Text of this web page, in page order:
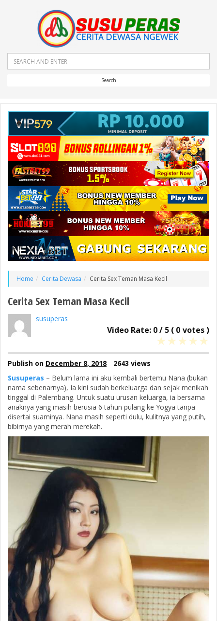
Search
Home Cerita Dewasa Cerita Sex Teman Masa Kecil
Cerita Sex Teman Masa Kecil
susuperas
Video Rate: 0/ 5 ( 0 votes )
★★★★★
Publish on December 8, 2018
2643 views
Susuperas – Belum lama ini aku kembali bertemu Nana (bukan
nama sebenarnya), Ia kini sudah berkeluarga dan sejak menikah
tinggal di Palembang. Untuk suatu urusan keluarga, ia bersama
anaknya yang masih berusia 6 tahun pulang ke Yogya tanpa
disertai suaminya. Nana masih seperti dulu, kulitnya yang putih,
bibirnya yang merah merekah.